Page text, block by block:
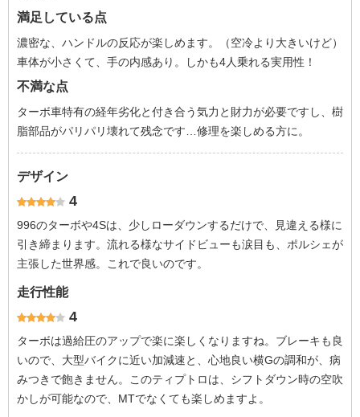
満足している点
濃密な、ハンドルの反応が楽しめます。（空冷より大きいけど）
車体が小さくて、手の内感あり。しかも4人乗れる実用性！
不満な点
ターボ車特有の経年劣化と付き合う気力と財力が必要ですし、樹
脂部品がパリパリ壊れて残念です…修理を楽しめる方に。
デザイン
4
996のターボや4Sは、少しローダウンするだけで、見違える様に
引き締まります。流れる様なサイドビューも涙目も、ポルシェが
主張した世界感。これで良いのです。
走行性能
4
ターボは過給圧のアップで楽に楽しくなりますね。ブレーキも良
いので、大型バイクに近い加減速と、心地良い横Gの調和が、病
みつきで飽きません。このティプトロは、シフトダウン時の空吹
かしが可能なので、MTでなくても楽しめますよ。